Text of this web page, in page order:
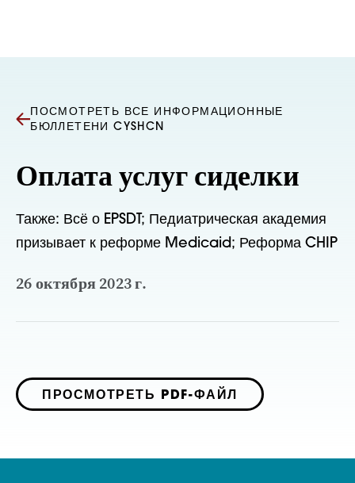
ПОСМОТРЕТЬ ВСЕ ИНФОРМАЦИОННЫЕ
БЮЛЛЕТЕНИ CYSHCN
Оплата услуг сиделки
Также: Всё о EPSDT; Педиатрическая академия
призывает к реформе Medicaid; Реформа CHIP
26 октября 2023 г.
ПРОСМОТРЕТЬ PDF-ФАЙЛ